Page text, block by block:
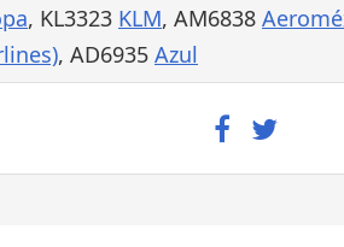
, KL3323 KLM, AM6838
, AD6935 Azul